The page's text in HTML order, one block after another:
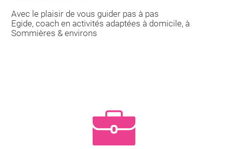
Avec le plaisir de vous guider pas à pas
Egide, coach en activités adaptées à domicile, à
Sommières & environs